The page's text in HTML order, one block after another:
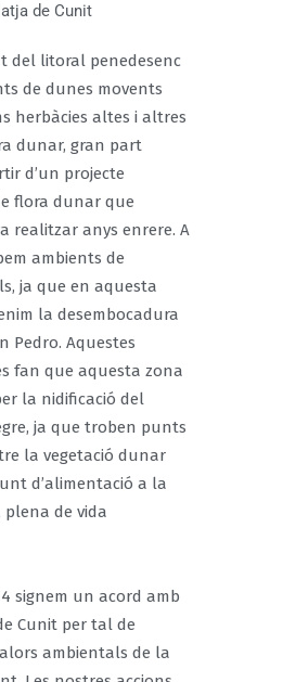
de Cunit
del litoral penedesenc
de dunes movents
herbàcies altes i altres
dunar, gran part
d’un projecte
flora dunar que
realitzar anys enrere. A
ambients de
ja que en aquesta
la desembocadura
Pedro. Aquestes
fan que aquesta zona
la nidificació del
ja que troben punts
la vegetació dunar
d’alimentació a la
de vida
signem un acord amb
Cunit per tal de
ambientals de la